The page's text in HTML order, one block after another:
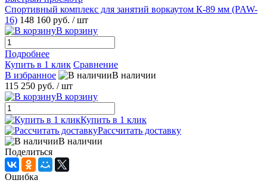
Спортивный комплекс для занятий воркаутом К-89 мм (PAW-
16) 148 160 руб. / шт
В корзину
Подробнее
Купить в 1 клик Сравнение
В избранное
В наличии
115 250 руб. / шт
В корзину
Купить в 1 клик
Рассчитать доставку
В наличии
Поделиться
Ошибка